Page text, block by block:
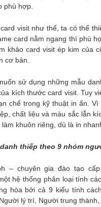
phù hợp.
visit như thế, ta có thể
card nằm ngang thì phù
khảo card visit ép kim của
cơ bản.
sử dụng những mẫu
kích thước card visit. Tuy
chế trong kỹ thuật in ấn.
chất liệu và màu sắc lẫn
khuôn riêng, dù là in
thiếp theo 9 nhóm
– chuyên gia đào tạo
hệ thống phân loại tính
hòa bởi cả 9 kiểu tính
lý trí, Người trung